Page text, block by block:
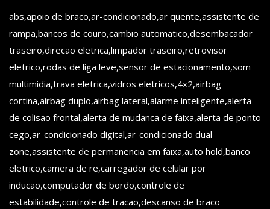
abs,apoio de braco,ar-condicionado,ar quente,assistente de
rampa,bancos de couro,cambio automatico,desembacador
traseiro,direcao eletrica,limpador traseiro,retrovisor
eletrico,rodas de liga leve,sensor de estacionamento,som
multimidia,trava eletrica,vidros eletricos,4x2,airbag
cortina,airbag duplo,airbag lateral,alarme inteligente,alerta
de colisao frontal,alerta de mudanca de faixa,alerta de ponto
cego,ar-condicionado digital,ar-condicionado dual
zone,assistente de permanencia em faixa,auto hold,banco
eletrico,camera de re,carregador de celular por
inducao,computador de bordo,controle de
estabilidade,controle de tracao,descanso de braco